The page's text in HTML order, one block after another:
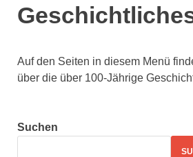
Auf den Seiten in diesem Menü
über die über 100-Jährige
Suchen